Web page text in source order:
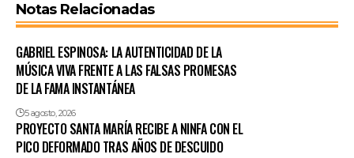
Notas Relacionadas
GABRIEL ESPINOSA: LA AUTENTICIDAD DE LA
MÚSICA VIVA FRENTE A LAS FALSAS PROMESAS
DE LA FAMA INSTANTÁNEA
5 agosto, 2026
PROYECTO SANTA MARÍA RECIBE A NINFA CON EL
PICO DEFORMADO TRAS AÑOS DE DESCUIDO